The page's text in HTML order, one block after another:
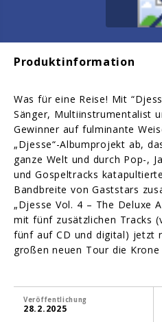
Produktinformation
Was für eine Reise! Mit
Sänger, Multiinstrumentalist
Gewinner auf fulminante
„Djesse“-Albumprojekt ab,
ganze Welt und durch Pop-,
und Gospeltracks
Bandbreite von Gaststars
„Djesse Vol. 4 – The Deluxe
mit fünf zusätzlichen Tracks
fünf auf CD und digital) jetzt
großen neuen Tour die
Veröffentlichung
28.2.2025